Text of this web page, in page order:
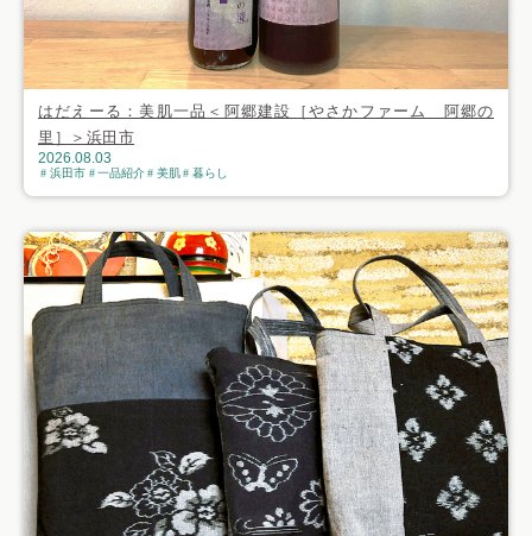
はだえーる：美肌一品＜阿郷建設［やさかファーム 阿郷の
里］＞浜田市
2026.08.03
浜田市 一品紹介 美肌 暮らし